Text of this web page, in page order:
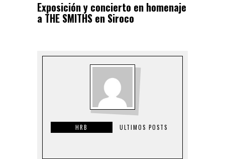
Exposición y concierto en homenaje
a THE SMITHS en Siroco
HRB ULTIMOS POSTS